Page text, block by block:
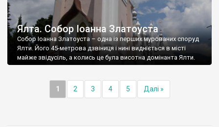
Ялта. Собор Іоанна Златоуста
Собор Іоанна Златоуста – одна із перших мурованих споруд
Ялти. Його 45-метрова дзвіниця і нині видніється в місті
майже звідусіль, а колись це була висотна домінанта Ялти.
1 2 3 4 5 Далі »